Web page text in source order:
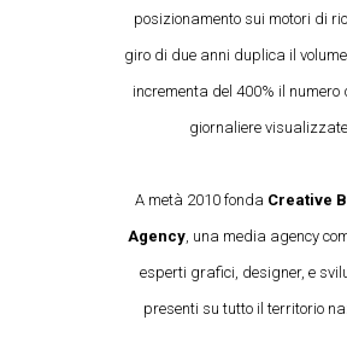
posizionamento sui motori di
giro di due anni duplica il
incrementa del 400% il numero
giornaliere
A metà 2010 fonda Creative
Agency, una media agency
esperti grafici, designer, e
presenti su tutto il territorio